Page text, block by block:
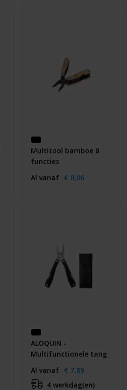
Multitool bamboe 8
functies
Al vanaf € 8,06
ALOQUIN -
Multifunctionele tang
Al vanaf € 7,89
4 werkdag(en)